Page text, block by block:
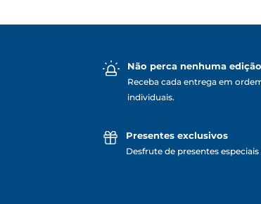
Não perca nenhuma edição
Receba cada entrega em
individuais.
Presentes exclusivos
Desfrute de presentes